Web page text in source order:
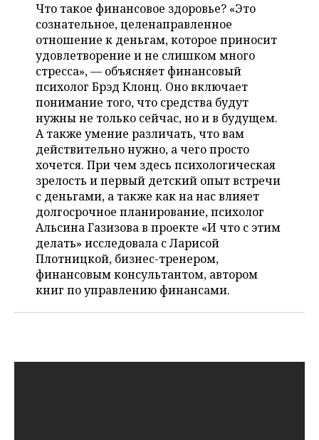
ТЕЛЕКОММУНИКАЦИИ
БИЗНЕС-БРАНЧИ
ONLINE-КОНФЕРЕНЦИИ
ОТКРЫТАЯ ЛЕКЦИЯ
ХОККЕЙ
БАСКЕТБОЛ
ВОЛЕЙБОЛ
КИБЕРСПОРТ
ФИГУРНОЕ КАТАНИЕ
ВОДНЫЕ ВИДЫ СПОРТА
ХОККЕЙ С МЯЧОМ
НОВОСТИ ОБЩЕСТВА
ВЛАСТЬ
ИНФРАСТРУКТУРА
ИСТОРИЯ
КУЛЬТУРА
МЕДИЦИНА
ОБРАЗОВАНИЕ
ПРОИСШЕСТВИЯ
ФОТОГАЛЕРЕЯ
СЮЖЕТЫ
СПРАВОЧНИК
СПИСОК ПЕРСОН
СПИСОК КОМПАНИЙ
ПОЛНАЯ ВЕРСИЯ
Что такое финансовое здоровье? «Это
сознательное, целенаправленное
отношение к деньгам, которое приносит
удовлетворение и не слишком много
стресса», — объясняет финансовый
психолог Брэд Клонц. Оно включает
понимание того, что средства будут
нужны не только сейчас, но и в будущем.
А также умение различать, что вам
действительно нужно, а чего просто
хочется. При чем здесь психологическая
зрелость и первый детский опыт встречи
с деньгами, а также как на нас влияет
долгосрочное планирование, психолог
Альсина Газизова в проекте «И что с этим
делать» исследовала с Ларисой
Плотницкой, бизнес-тренером,
финансовым консультантом, автором
книг по управлению финансами.